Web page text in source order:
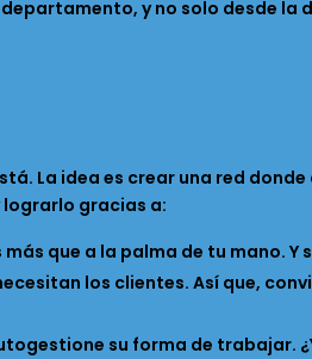
y no solo desde la
La idea es crear una red
lograrlo gracias a:
que a la palma de tu mano. Y
los clientes. Así que,
su forma de trabajar.